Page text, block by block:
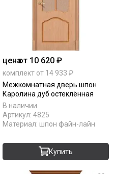
ценаот 10 620 ₽
комплект от 14 933 ₽
Межкомнатная дверь шпон
Каролина дуб остеклённая
В наличии
Артикул: 4825
Материал: шпон файн-лайн
Купить